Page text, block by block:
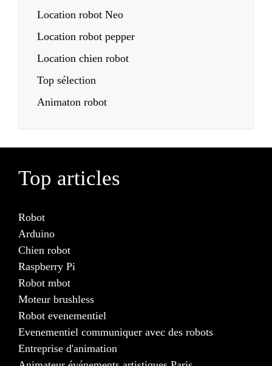
Location robot Neo
Location robot pepper
Location chien robot
Top sélection
Animaton robot
Top articles
Robot
Arduino
Chien robot
Raspberry Pi
Robot mbot
Moteur brushless
Robot evenementiel
Evenementiel communiquer avec des robots
Entreprise d'animation